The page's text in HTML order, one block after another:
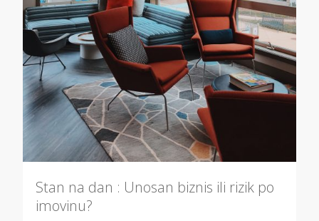
Stan na dan : Unosan biznis ili rizik po
imovinu?